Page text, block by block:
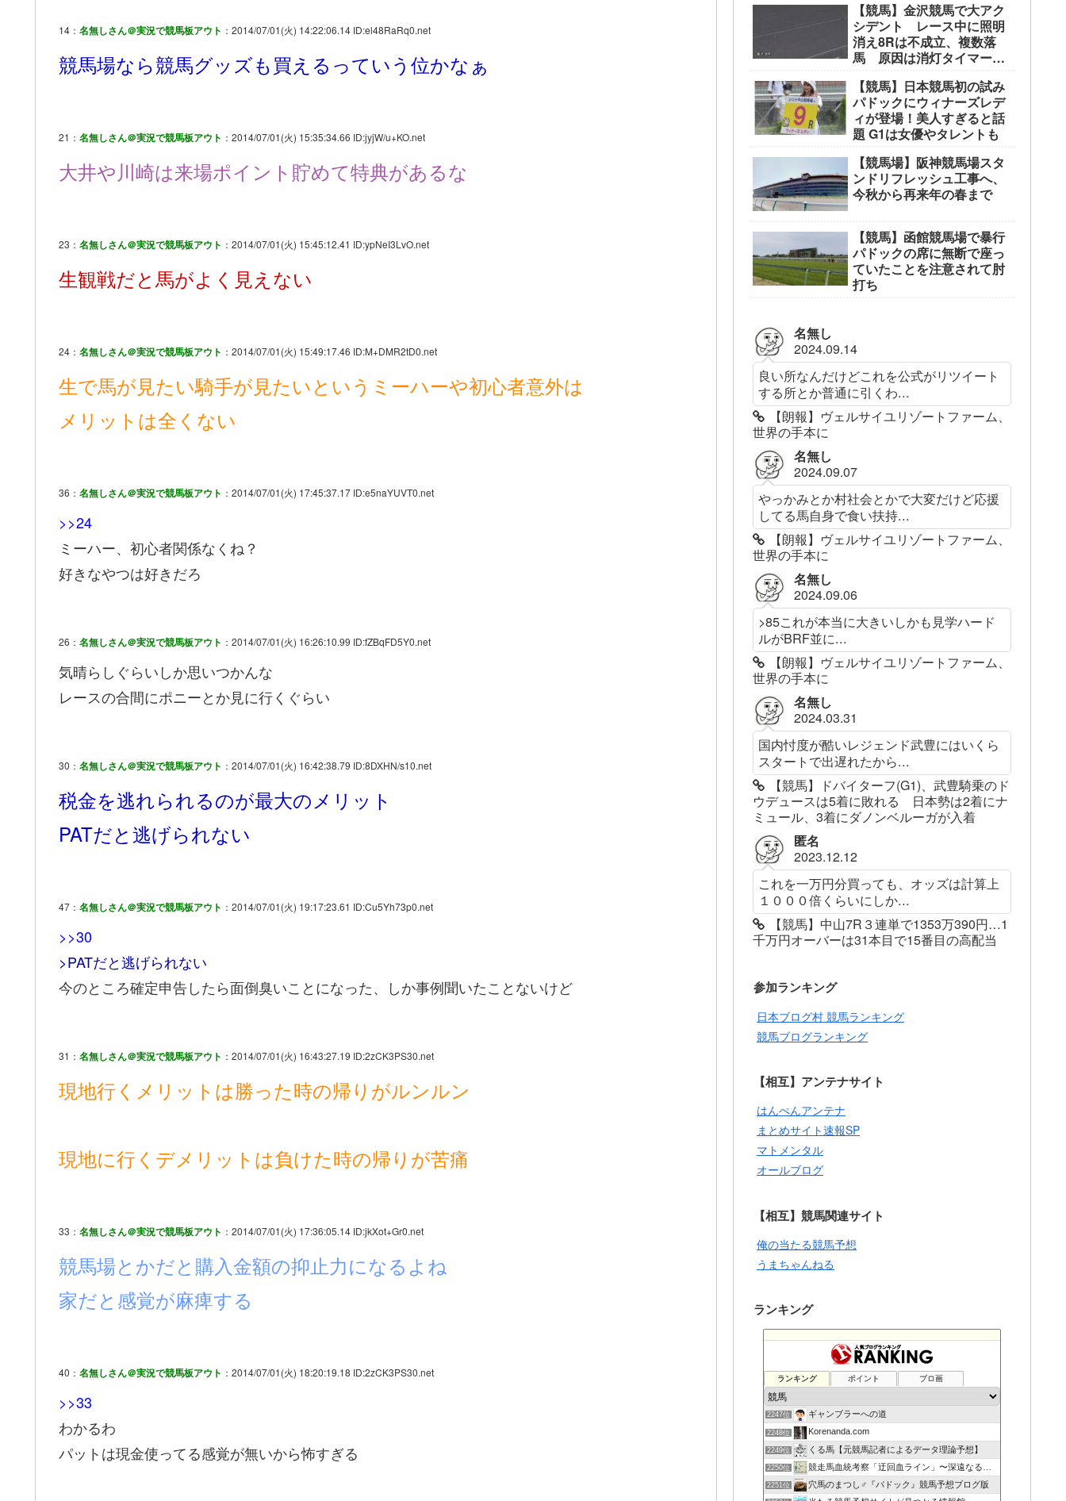
14： 名無しさん＠実況で競馬板アウト ：2014/07/01(火) 14:22:06.14 ID:el48RaRq0.net
競馬場なら競馬グッズも買えるっていう位かなぁ
21： 名無しさん＠実況で競馬板アウト ：2014/07/01(火) 15:35:34.66 ID:jyjW/u+KO.net
大井や川崎は来場ポイント貯めて特典があるな
23： 名無しさん＠実況で競馬板アウト ：2014/07/01(火) 15:45:12.41 ID:ypNeI3LvO.net
生観戦だと馬がよく見えない
24： 名無しさん＠実況で競馬板アウト ：2014/07/01(火) 15:49:17.46 ID:M+DMR2tD0.net
生で馬が見たい騎手が見たいというミーハーや初心者意外は
メリットは全くない
36： 名無しさん＠実況で競馬板アウト ：2014/07/01(火) 17:45:37.17 ID:e5naYUVT0.net
>>24
ミーハー、初心者関係なくね？
好きなやつは好きだろ
26： 名無しさん＠実況で競馬板アウト ：2014/07/01(火) 16:26:10.99 ID:fZBqFD5Y0.net
気晴らしぐらいしか思いつかんな
レースの合間にポニーとか見に行くぐらい
30： 名無しさん＠実況で競馬板アウト ：2014/07/01(火) 16:42:38.79 ID:8DXHN/s10.net
税金を逃れられるのが最大のメリット
PATだと逃げられない
47： 名無しさん＠実況で競馬板アウト ：2014/07/01(火) 19:17:23.61 ID:Cu5Yh73p0.net
>>30
>PATだと逃げられない
今のところ確定申告したら面倒臭いことになった、しか事例聞いたことないけど
31： 名無しさん＠実況で競馬板アウト ：2014/07/01(火) 16:43:27.19 ID:2zCK3PS30.net
現地行くメリットは勝った時の帰りがルンルン
現地に行くデメリットは負けた時の帰りが苦痛
33： 名無しさん＠実況で競馬板アウト ：2014/07/01(火) 17:36:05.14 ID:jkXot+Gr0.net
競馬場とかだと購入金額の抑止力になるよね
家だと感覚が麻痺する
40： 名無しさん＠実況で競馬板アウト ：2014/07/01(火) 18:20:19.18 ID:2zCK3PS30.net
>>33
わかるわ
パットは現金使ってる感覚が無いから怖すぎる
【競馬】金沢競馬で大アク
シデント レース中に照明
消え8Rは不成立、複数落
馬 原因は消灯タイマーの
【競馬】日本競馬初の試み
パドックにウィナーズレデ
ィが登場！美人すぎると話
題 G1は女優やタレントも
【競馬場】阪神競馬場スタ
ンドリフレッシュ工事へ、
今秋から再来年の春まで
【競馬】函館競馬場で暴行
パドックの席に無断で座っ
ていたことを注意されて肘
打ち
名無し
2024.09.14
良い所なんだけどこれを公式がリツイート
する所とか普通に引くわ...
【朗報】ヴェルサイユリゾートファーム、
世界の手本に
名無し
2024.09.07
やっかみとか村社会とかで大変だけど応援
してる馬自身で食い扶持...
【朗報】ヴェルサイユリゾートファーム、
世界の手本に
名無し
2024.09.06
>85これが本当に大きいしかも見学ハード
ルがBRF並に...
【朗報】ヴェルサイユリゾートファーム、
世界の手本に
名無し
2024.03.31
国内忖度が酷いレジェンド武豊にはいくら
スタートで出遅れたから...
【競馬】ドバイターフ(G1)、武豊騎乗のド
ウデュースは5着に敗れる 日本勢は2着にナ
ミュール、3着にダノンベルーガが入着
匿名
2023.12.12
これを一万円分買っても、オッズは計算上
１０００倍くらいにしか...
【競馬】中山7R３連単で1353万390円…1
千万円オーバーは31本目で15番目の高配当
参加ランキング
日本ブログ村 競馬ランキング
競馬ブログランキング
【相互】アンテナサイト
はんぺんアンテナ
まとめサイト速報SP
マトメンタル
オールブログ
【相互】競馬関連サイト
俺の当たる競馬予想
うまちゃんねる
ランキング
ランキング ポイント ブロ画
2247位 ギャンブラーへの道
2248位 Korenanda.com
2249位 くる馬【元競馬記者によるデータ理論予想】
2250位 競走馬血統考察「迂回血ライン」〜深遠なる血の連鎖〜
2251位 穴馬のまつし♂『パドック』競馬予想ブログ版